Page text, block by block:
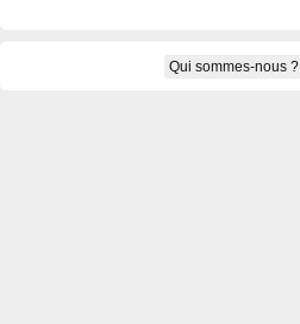
Qui sommes-nous ?